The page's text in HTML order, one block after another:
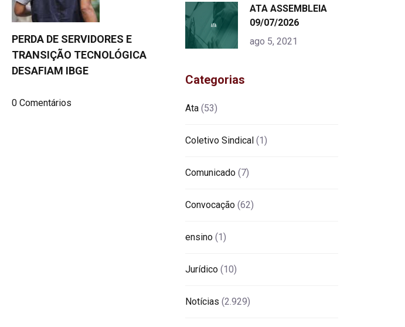
PERDA DE SERVIDORES E
TRANSIÇÃO TECNOLÓGICA
DESAFIAM IBGE
0 Comentários
alt="product">
ATA ASSEMBLEIA
09/07/2026
ago 5, 2021
Categorias
Ata (53)
Coletivo Sindical (1)
Comunicado (7)
Convocação (62)
ensino (1)
Jurídico (10)
Notícias (2.929)